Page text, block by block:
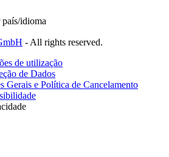
idioma
- All rights reserved.
de utilização
de Dados
Gerais e Política de Cancelamento